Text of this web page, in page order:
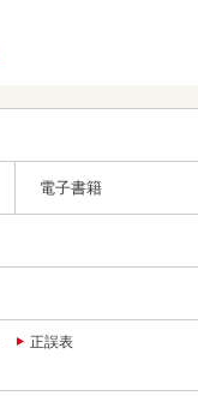
電子書籍
正誤表